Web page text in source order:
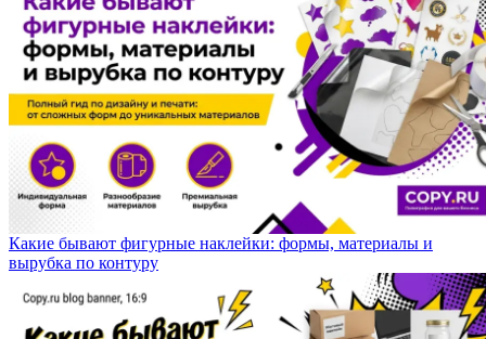
Какие бывают фигурные наклейки: формы, материалы и
вырубка по контуру